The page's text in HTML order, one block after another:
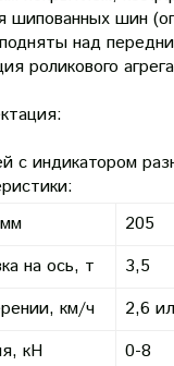
шипованных шин
над
роликового
с индикатором
205
на ось, т
3,5
км/ч
2,6
кН
0-8